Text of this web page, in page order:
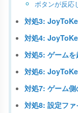
ボタンが反応
対処3:
対処4:
対処5: ゲーム
対処6:
対処7: ゲーム
対処8: 設定フ